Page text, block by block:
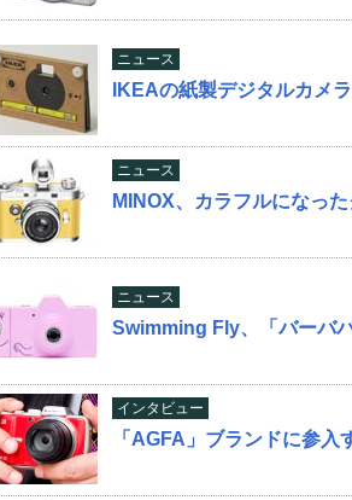
ニュース
IKEAの紙製デジタルカメ
ニュース
MINOX、カラフルになっ
ニュース
Swimming Fly、「バーバ
インタビュー
「AGFA」ブランドに参